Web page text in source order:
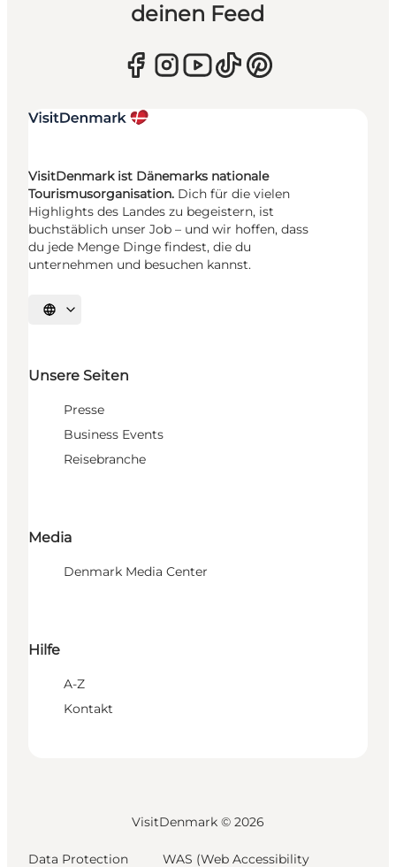
deinen Feed
VisitDenmark ist Dänemarks nationale
Tourismusorganisation. Dich für die vielen
Highlights des Landes zu begeistern, ist
buchstäblich unser Job – und wir hoffen, dass
du jede Menge Dinge findest, die du
unternehmen und besuchen kannst.
Sprache auswählen
Unsere Seiten
Presse
Business Events
Reisebranche
Media
Denmark Media Center
Hilfe
A-Z
Kontakt
VisitDenmark © 2026
Data Protection WAS (Web Accessibility